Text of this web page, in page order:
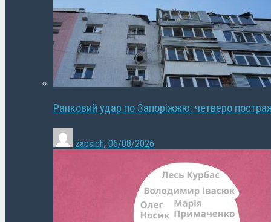
Ранковий удар по Запоріжжю: четверо
zapsich, 06/08/2026